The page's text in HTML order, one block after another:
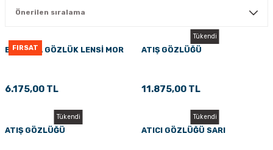
FIRSAT
BERETTA GÖZLÜK LENSİ MOR
6.175,00 TL
Tükendi
ATIŞ GÖZLÜĞÜ
11.875,00 TL
Tükendi
ATIŞ GÖZLÜĞÜ
Tükendi
ATICI GÖZLÜĞÜ SARI